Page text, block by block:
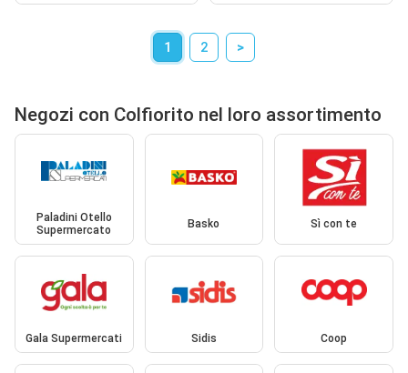
1 2 >
Negozi con Colfiorito nel loro assortimento
Paladini Otello
Supermercato
Basko Sì con te
Gala Supermercati Sidis Coop